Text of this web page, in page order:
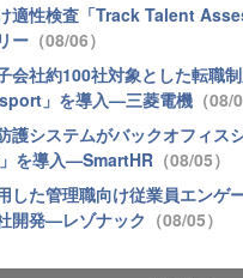
適性検査「Track Talent
ー （08/06）
会社約100社対象とした転職
」を導入—三菱電機 （08/
護システムがバックオフィス
」を導入—SmartHR （08/05）
した管理職向け従業員エンゲ
開発—レゾナック （08/05）